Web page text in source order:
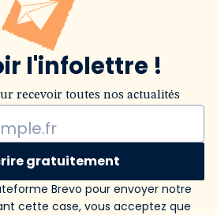
l'infolettre !
recevoir toutes nos actualités
gratuitement
Brevo pour envoyer notre
cette case, vous acceptez que